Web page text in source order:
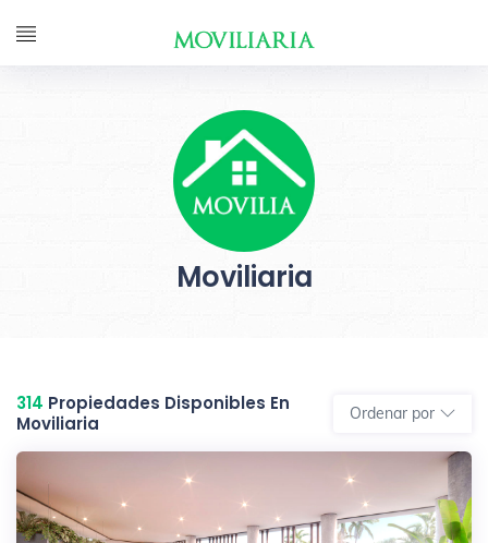
Moviliaria
314 Propiedades Disponibles En
Moviliaria
Ordenar por